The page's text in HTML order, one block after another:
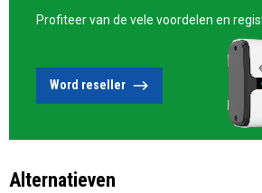
Profiteer van de vele voordelen en
Word reseller
Alternatieven